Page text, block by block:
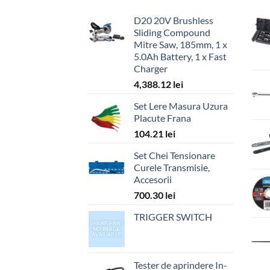
D20 20V Brushless
Sliding Compound
Mitre Saw, 185mm, 1 x
5.0Ah Battery, 1 x Fast
Charger
4,388.12 lei
Set Lere Masura Uzura
Placute Frana
104.21 lei
Set Chei Tensionare
Curele Transmisie,
Accesorii
700.30 lei
TRIGGER SWITCH
Tester de aprindere In-